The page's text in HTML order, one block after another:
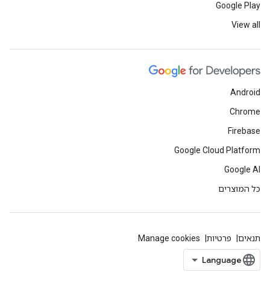
Google Play
View all
Android
Chrome
Firebase
Google Cloud Platform
Google AI
כל המוצרים
תנאים פרטיות Manage cookies